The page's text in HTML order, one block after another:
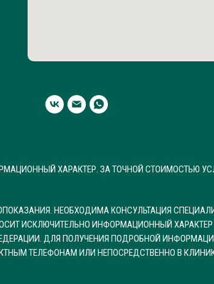
ХАРАКТЕР. ЗА ТОЧНОЙ СТОИМОСТЬЮ
НЕОБХОДИМА КОНСУЛЬТАЦИЯ
ИСКЛЮЧИТЕЛЬНО ИНФОРМАЦИОННЫЙ
ДЛЯ ПОЛУЧЕНИЯ ПОДРОБНОЙ
ТЕЛЕФОНАМ ИЛИ НЕПОСРЕДСТВЕННО В